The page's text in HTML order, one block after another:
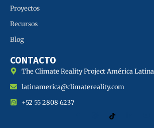
Proyectos
Recursos
Blog
CONTACTO
The Climate Reality Project América Latina
latinamerica@climatereality.com
+52 55 2808 6237